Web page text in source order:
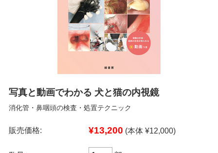
写真と動画でわかる 犬と猫の内視鏡
消化管・鼻咽頭の検査・処置テクニック
販売価格: ¥13,200 (本体 ¥12,000)